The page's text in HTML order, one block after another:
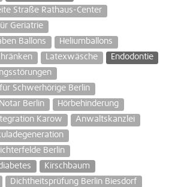
Straße Rathaus-Center
Geriatrie
Ballons
Heliumballons
Latexwäsche
Endodontie
Schwerhörige Berlin
Berlin
Hörbehinderung
Karow
Anwaltskanzlei
Berlin
Kirschbaum
Dichtheitsprüfung Berlin Biesdorf